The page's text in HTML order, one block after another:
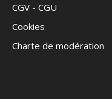
CGV - CGU
Cookies
Charte de modération